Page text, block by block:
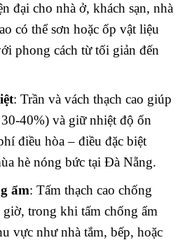
đại cho nhà ở, khách sạn, nhà
có thể sơn hoặc ốp vật liệu
phong cách từ tối giản đến
: Trần và vách thạch cao giúp
40%) và giữ nhiệt độ ổn
điều hòa – điều đặc biệt
hè nóng bức tại Đà Nẵng.
ẩm: Tấm thạch cao chống
trong khi tấm chống ẩm
vực như nhà tắm, bếp, hoặc